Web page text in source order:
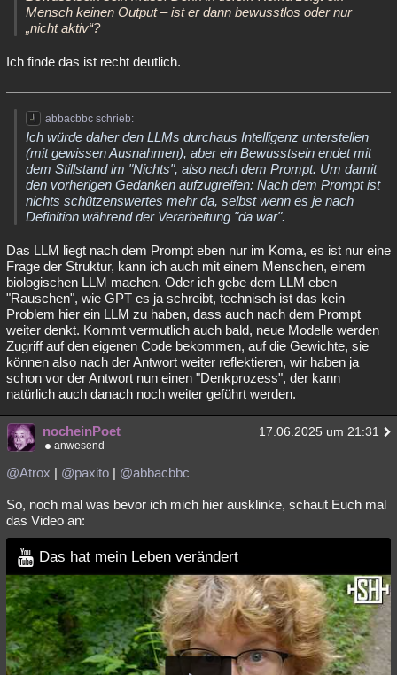
Mensch keinen Output – ist er dann bewusstlos oder nur
„nicht aktiv“?
Ich finde das ist recht deutlich.
abbacbbc schrieb:
Ich würde daher den LLMs durchaus Intelligenz unterstellen
(mit gewissen Ausnahmen), aber ein Bewusstsein endet mit
dem Stillstand im "Nichts", also nach dem Prompt. Um damit
den vorherigen Gedanken aufzugreifen: Nach dem Prompt ist
nichts schützenswertes mehr da, selbst wenn es je nach
Definition während der Verarbeitung "da war".
Das LLM liegt nach dem Prompt eben nur im Koma, es ist nur eine
Frage der Struktur, kann ich auch mit einem Menschen, einem
biologischen LLM machen. Oder ich gebe dem LLM eben
"Rauschen", wie GPT es ja schreibt, technisch ist das kein
Problem hier ein LLM zu haben, dass auch nach dem Prompt
weiter denkt. Kommt vermutlich auch bald, neue Modelle werden
Zugriff auf den eigenen Code bekommen, auf die Gewichte, sie
können also nach der Antwort weiter reflektieren, wir haben ja
schon vor der Antwort nun einen "Denkprozess", der kann
natürlich auch danach noch weiter geführt werden.
nocheinPoet 17.06.2025 um 21:31
anwesend
@Atrox | @paxito | @abbacbbc
So, noch mal was bevor ich mich hier ausklinke, schaut Euch mal
das Video an:
Das hat mein Leben verändert